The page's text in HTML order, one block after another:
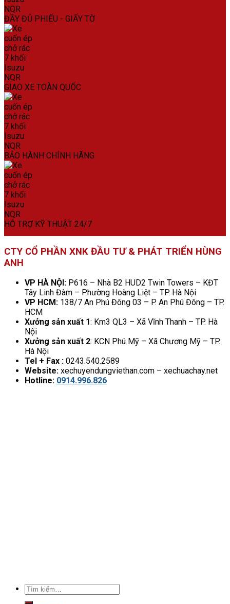
ĐẦY ĐỦ PHIẾU - GIẤY TỜ
GIAO XE TOÀN QUỐC
BẢO HÀNH CHÍNH HÃNG
HỖ TRỢ KỸ THUẬT 24/7
CTY CỔ PHẦN XNK ĐẦU TƯ & PHÁT TRIỂN HÙNG
ANH
VP HÀ NỘI: P616 – Nhà B2 HUD2 Twin Towers – KĐT
Tây Linh Đàm – Phường Hoàng Liệt – TP. Hà Nội
VP HCM: 138/7 An Phú Đông 03 – P. An Phú Đông – TP.
HCM
Xưởng sản xuất 1: Km3 QL3 – Xã Vĩnh Thanh – TP. Hà
Nội
Xưởng sản xuất 2: KCN Phú Mỹ – Xã Chương Mỹ – TP.
Hà Nội
Tel + Fax : 0243.540.2589
Website: xechuyendungviethan.com – xechuachay.net
Hotline: 0914.996.826
Tìm